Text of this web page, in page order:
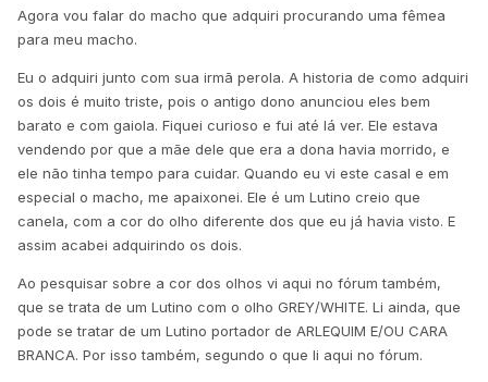
Agora vou falar do macho que adquiri procurando uma fêmea
para meu macho.
Eu o adquiri junto com sua irmã perola. A historia de como adquiri
os dois é muito triste, pois o antigo dono anunciou eles bem
barato e com gaiola. Fiquei curioso e fui até lá ver. Ele estava
vendendo por que a mãe dele que era a dona havia morrido, e
ele não tinha tempo para cuidar. Quando eu vi este casal e em
especial o macho, me apaixonei. Ele é um Lutino creio que
canela, com a cor do olho diferente dos que eu já havia visto. E
assim acabei adquirindo os dois.
Ao pesquisar sobre a cor dos olhos vi aqui no fórum também,
que se trata de um Lutino com o olho GREY/WHITE. Li ainda, que
pode se tratar de um Lutino portador de ARLEQUIM E/OU CARA
BRANCA. Por isso também, segundo o que li aqui no fórum.